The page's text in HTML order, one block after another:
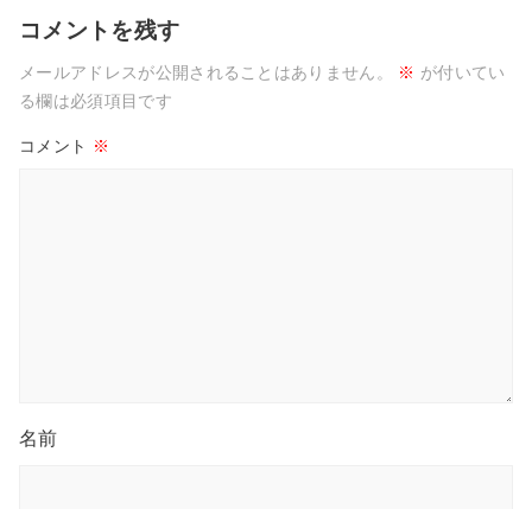
コメントを残す
メールアドレスが公開されることはありません。 ※ が付いてい
る欄は必須項目です
コメント ※
名前